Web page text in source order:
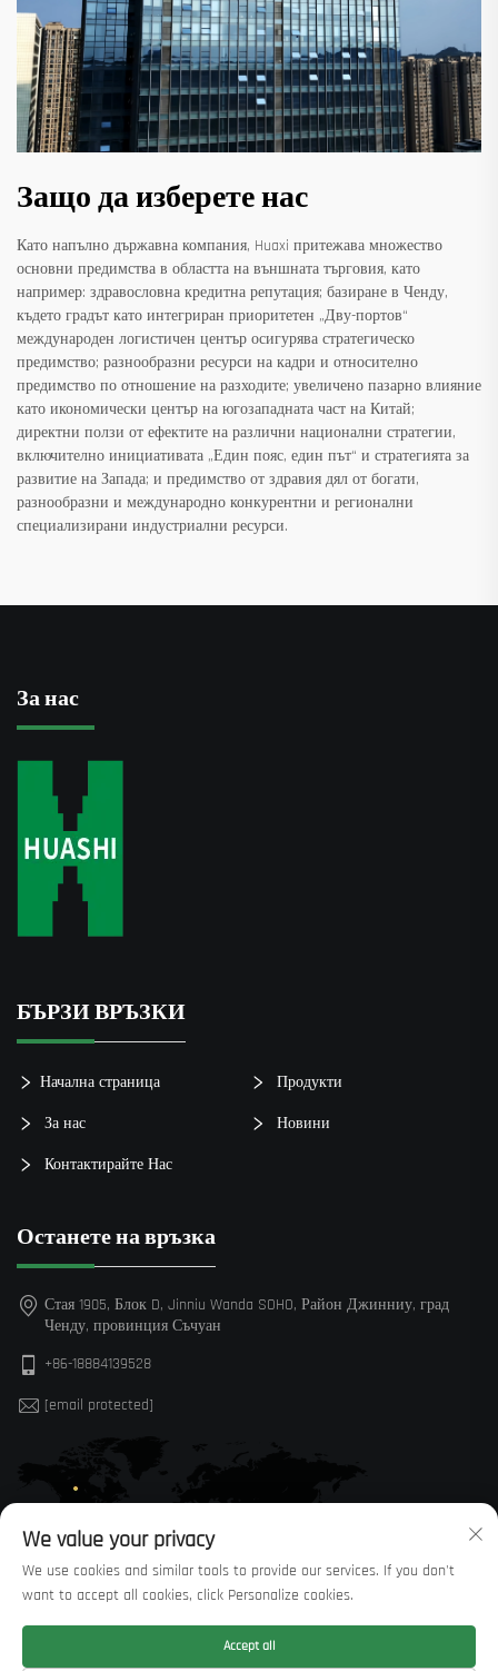
Защо да изберете нас
Като напълно държавна компания, Huaxi притежава множество
основни предимства в областта на външната търговия, като
например: здравословна кредитна репутация; базиране в Ченду,
където градът като интегриран приоритетен „Дву-портов“
международен логистичен център осигурява стратегическо
предимство; разнообразни ресурси на кадри и относително
предимство по отношение на разходите; увеличено пазарно влияние
като икономически център на югозападната част на Китай;
директни ползи от ефектите на различни национални стратегии,
включително инициативата „Един пояс, един път“ и стратегията за
развитие на Запада; и предимство от здравия дял от богати,
разнообразни и международно конкурентни и регионални
специализирани индустриални ресурси.
За нас
БЪРЗИ ВРЪЗКИ
Начална страница Продукти
За нас Новини
Контактирайте Нас
Останете на връзка
Стая 1905, Блок D, Jinniu Wanda SOHO, Район Джинниу, град
Ченду, провинция Съчуан
+86-18884139528
[email protected]
We value your privacy
We use cookies and similar tools to provide our services. If you don't
want to accept all cookies, click Personalize cookies.
Accept all